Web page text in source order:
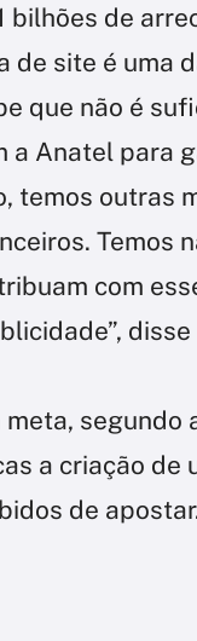
bilhões de
de site é uma
que não é
a Anatel para
temos outras
Temos
com
meta,
a criação de
de